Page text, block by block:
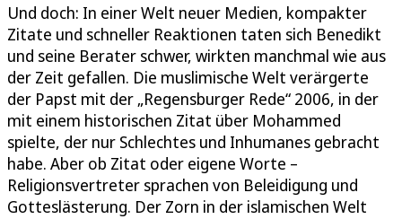
Und doch: In einer Welt neuer Medien, kompakter
Zitate und schneller Reaktionen taten sich Benedikt
und seine Berater schwer, wirkten manchmal wie aus
der Zeit gefallen. Die muslimische Welt verärgerte
der Papst mit der „Regensburger Rede“ 2006, in der
mit einem historischen Zitat über Mohammed
spielte, der nur Schlechtes und Inhumanes gebracht
habe. Aber ob Zitat oder eigene Worte –
Religionsvertreter sprachen von Beleidigung und
Gotteslästerung. Der Zorn in der islamischen Welt